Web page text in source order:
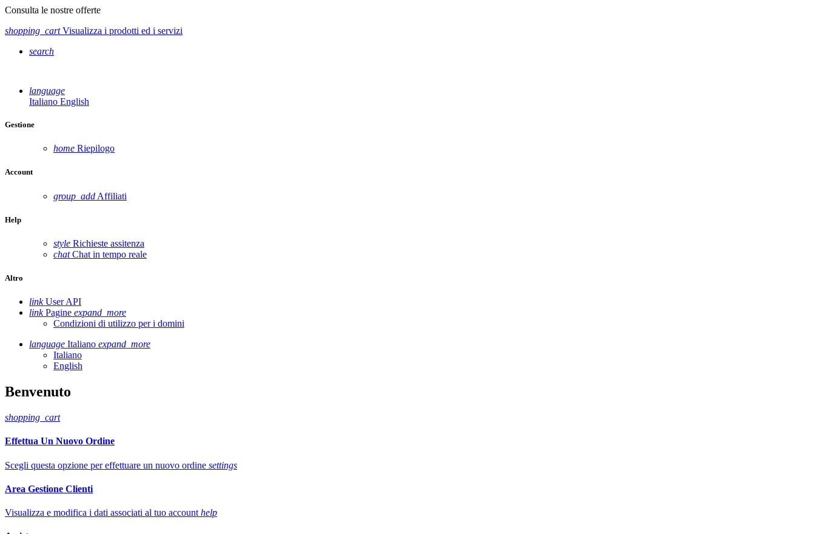
Consulta le nostre offerte
shopping_cartVisualizza i prodotti ed i servizi
search
language
Italiano English
Gestione
home Riepilogo
Account
group_add Affiliati
Help
style Richieste assitenza
chat Chat in tempo reale
Altro
link User API
linkPagine expand_more
Condizioni di utilizzo per i domini
language Italiano expand_more
Italiano
English
Benvenuto
shopping_cart
Effettua Un Nuovo Ordine
Scegli questa opzione per effettuare un nuovo ordine settings
Area Gestione Clienti
Visualizza e modifica i dati associati al tuo account help